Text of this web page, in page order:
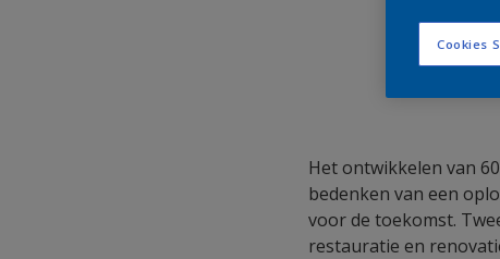
Het ontwikkelen van
bedenken van een
voor de toekomst.
restauratie en
Cookies